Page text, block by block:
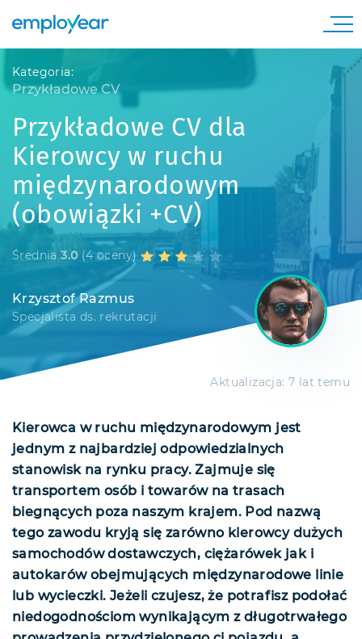
Kategoria:
Przykładowe CV
Przykładowe CV dla
Kierowcy w ruchu
międzynarodowym
(obowiązki +CV)
Średnia3.0(4 oceny)
Krzysztof Razmus
Specjalista ds. rekrutacji
Aktualizacja: 7 lat temu
Kierowca w ruchu międzynarodowym jest
jednym z najbardziej odpowiedzialnych
stanowisk na rynku pracy. Zajmuje się
transportem osób i towarów na trasach
biegnących poza naszym krajem. Pod nazwą
tego zawodu kryją się zarówno kierowcy dużych
samochodów dostawczych, ciężarówek jak i
autokarów obejmujących międzynarodowe linie
lub wycieczki. Jeżeli czujesz, że potrafisz podołać
niedogodnościom wynikającym z długotrwałego